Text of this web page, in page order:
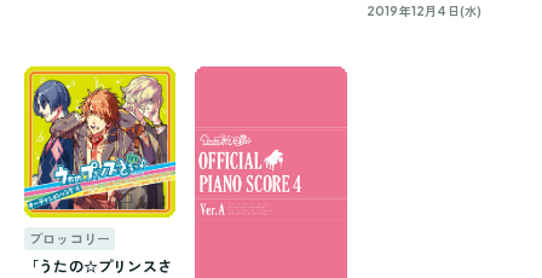
2019年12月4日(水)
ブロッコリー
「うたの☆プリンスさ